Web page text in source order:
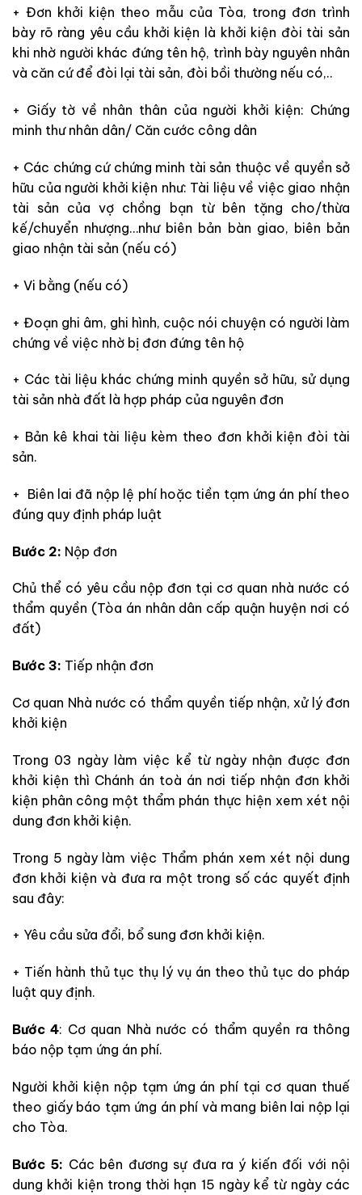
+ Đơn khởi kiện theo mẫu của Tòa, trong đơn trình
bày rõ ràng yêu cầu khởi kiện là khởi kiện đòi tài sản
khi nhờ người khác đứng tên hộ, trình bày nguyên nhân
và căn cứ để đòi lại tài sản, đòi bồi thường nếu có,..
+ Giấy tờ về nhân thân của người khởi kiện: Chứng
minh thư nhân dân/ Căn cước công dân
+ Các chứng cứ chứng minh tài sản thuộc về quyền sở
hữu của người khởi kiện như: Tài liệu về việc giao nhận
tài sản của vợ chồng bạn từ bên tặng cho/thừa
kế/chuyển nhượng…như biên bản bàn giao, biên bản
giao nhận tài sản (nếu có)
+ Vi bằng (nếu có)
+ Đoạn ghi âm, ghi hình, cuộc nói chuyện có người làm
chứng về việc nhờ bị đơn đứng tên hộ
+ Các tài liệu khác chứng minh quyền sở hữu, sử dụng
tài sản nhà đất là hợp pháp của nguyên đơn
+ Bản kê khai tài liệu kèm theo đơn khởi kiện đòi tài
sản.
+ Biên lai đã nộp lệ phí hoặc tiền tạm ứng án phí theo
đúng quy định pháp luật
Bước 2: Nộp đơn
Chủ thể có yêu cầu nộp đơn tại cơ quan nhà nước có
thẩm quyền (Tòa án nhân dân cấp quận huyện nơi có
đất)
Bước 3: Tiếp nhận đơn
Cơ quan Nhà nước có thẩm quyền tiếp nhận, xử lý đơn
khởi kiện
Trong 03 ngày làm việc kể từ ngày nhận được đơn
khởi kiện thì Chánh án toà án nơi tiếp nhận đơn khởi
kiện phân công một thẩm phán thực hiện xem xét nội
dung đơn khởi kiện.
Trong 5 ngày làm việc Thẩm phán xem xét nội dung
đơn khởi kiện và đưa ra một trong số các quyết định
sau đây:
+ Yêu cầu sửa đổi, bổ sung đơn khởi kiện.
+ Tiến hành thủ tục thụ lý vụ án theo thủ tục do pháp
luật quy định.
Bước 4: Cơ quan Nhà nước có thẩm quyền ra thông
báo nộp tạm ứng án phí.
Người khởi kiện nộp tạm ứng án phí tại cơ quan thuế
theo giấy báo tạm ứng án phí và mang biên lai nộp lại
cho Tòa.
Bước 5: Các bên đương sự đưa ra ý kiến đối với nội
dung khởi kiện trong thời hạn 15 ngày kể từ ngày các